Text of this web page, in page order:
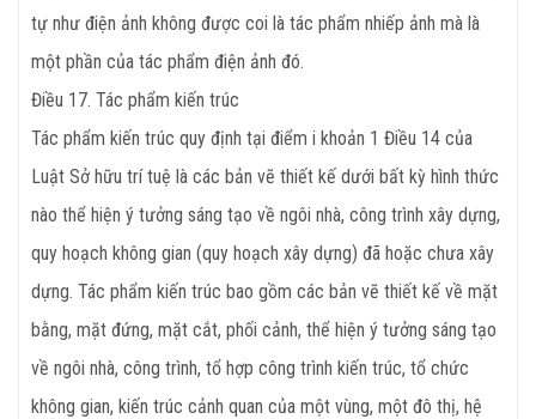
tự như điện ảnh không được coi là tác phẩm nhiếp ảnh mà là
một phần của tác phẩm điện ảnh đó.
Điều 17. Tác phẩm kiến trúc
Tác phẩm kiến trúc quy định tại điểm i khoản 1 Điều 14 của
Luật Sở hữu trí tuệ là các bản vẽ thiết kế dưới bất kỳ hình thức
nào thể hiện ý tưởng sáng tạo về ngôi nhà, công trình xây dựng,
quy hoạch không gian (quy hoạch xây dựng) đã hoặc chưa xây
dựng. Tác phẩm kiến trúc bao gồm các bản vẽ thiết kế về mặt
bằng, mặt đứng, mặt cắt, phối cảnh, thể hiện ý tưởng sáng tạo
về ngôi nhà, công trình, tổ hợp công trình kiến trúc, tổ chức
không gian, kiến trúc cảnh quan của một vùng, một đô thị, hệ